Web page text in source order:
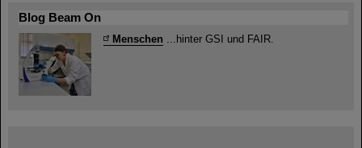
Blog Beam On
Menschen ...hinter GSI und FAIR.